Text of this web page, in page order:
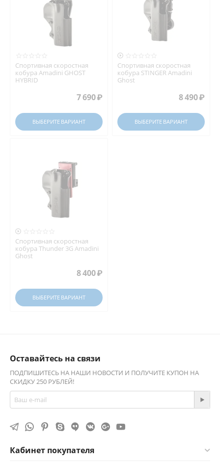
Спортивная скоростная
кобура Amadini GHOST
HYBRID
7 690₽
ВЫБЕРИТЕ ВАРИАНТ

Спортивная скоростная
кобура STINGER Amadini
Ghost
8 490₽
ВЫБЕРИТЕ ВАРИАНТ

Спортивная скоростная
кобура Thunder 3G Amadini
Ghost
8 400₽
ВЫБЕРИТЕ ВАРИАНТ
Оставайтесь на связи
ПОДПИШИТЕСЬ НА НАШИ НОВОСТИ И ПОЛУЧИТЕ КУПОН НА
СКИДКУ 250 РУБЛЕЙ!
Кабинет покупателя